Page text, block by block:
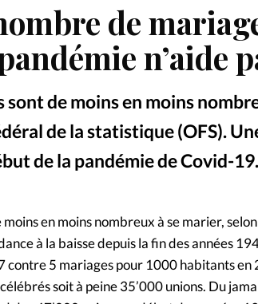
Monde
Société
de
n’aide
sont de moins en moins
de la statistique (OFS).
de la pandémie de Covid-19.
moins en moins nombreux à se marier,
à la baisse depuis la fin des années
5 mariages pour 1000 habitants en
soit à peine 35’000 unions. Du